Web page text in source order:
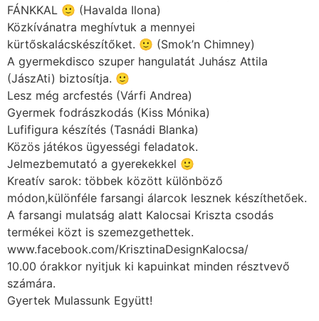
FÁNKKAL 🙂 (Havalda Ilona)
Közkívánatra meghívtuk a mennyei
kürtőskalácskészítőket. 🙂 (Smok’n Chimney)
A gyermekdisco szuper hangulatát Juhász Attila
(JászAti) biztosítja. 🙂
Lesz még arcfestés (Várfi Andrea)
Gyermek fodrászkodás (Kiss Mónika)
Lufifigura készítés (Tasnádi Blanka)
Közös játékos ügyességi feladatok.
Jelmezbemutató a gyerekekkel 🙂
Kreatív sarok: többek között különböző
módon,különféle farsangi álarcok lesznek készíthetőek.
A farsangi mulatság alatt Kalocsai Kriszta csodás
termékei közt is szemezgethettek.
www.facebook.com/KrisztinaDesignKalocsa/
10.00 órakkor nyitjuk ki kapuinkat minden résztvevő
számára.
Gyertek Mulassunk Együtt!